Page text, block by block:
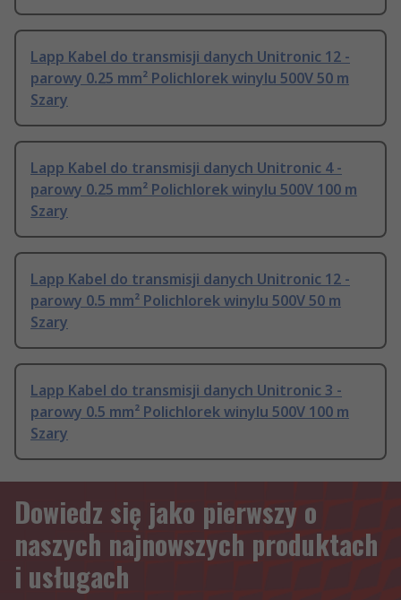
Lapp Kabel do transmisji danych Unitronic 12 -
parowy 0.25 mm² Polichlorek winylu 500V 50 m
Szary
Lapp Kabel do transmisji danych Unitronic 4 -
parowy 0.25 mm² Polichlorek winylu 500V 100 m
Szary
Lapp Kabel do transmisji danych Unitronic 12 -
parowy 0.5 mm² Polichlorek winylu 500V 50 m
Szary
Lapp Kabel do transmisji danych Unitronic 3 -
parowy 0.5 mm² Polichlorek winylu 500V 100 m
Szary
Dowiedz się jako pierwszy o
naszych najnowszych produktach
i usługach